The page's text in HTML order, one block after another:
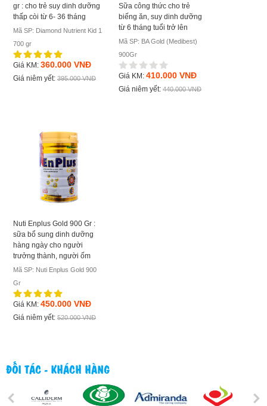
gr : cho trẻ suy dinh dưỡng
thấp còi từ 6- 36 tháng
Mã SP: Diamond Nutrient Kid 1
700 gr
Giá KM: 360.000 VNĐ
Giá niêm yết: 395.000 VNĐ
Sữa công thức cho trẻ
biếng ăn, suy dinh dưỡng
từ 6 tháng tuổi trở lên
Mã SP: BA Gold (Medibest)
900Gr
Giá KM: 410.000 VNĐ
Giá niêm yết: 440.000 VNĐ
Nuti Enplus Gold 900 Gr :
sữa bổ sung dinh dưỡng
hàng ngày cho người
trưởng thành, người ốm
Mã SP: Nuti Enplus Gold 900
Gr
Giá KM: 450.000 VNĐ
Giá niêm yết: 520.000 VNĐ
ĐỐI TÁC - KHÁCH HÀNG